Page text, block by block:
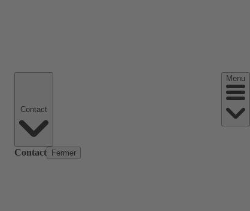
Contact Fermer
Menu